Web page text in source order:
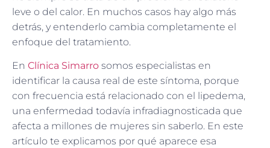
leve o del calor. En muchos casos hay algo más
detrás, y entenderlo cambia completamente el
enfoque del tratamiento.
En Clínica Simarro somos especialistas en
identificar la causa real de este síntoma, porque
con frecuencia está relacionado con el lipedema,
una enfermedad todavía infradiagnosticada que
afecta a millones de mujeres sin saberlo. En este
artículo te explicamos por qué aparece esa